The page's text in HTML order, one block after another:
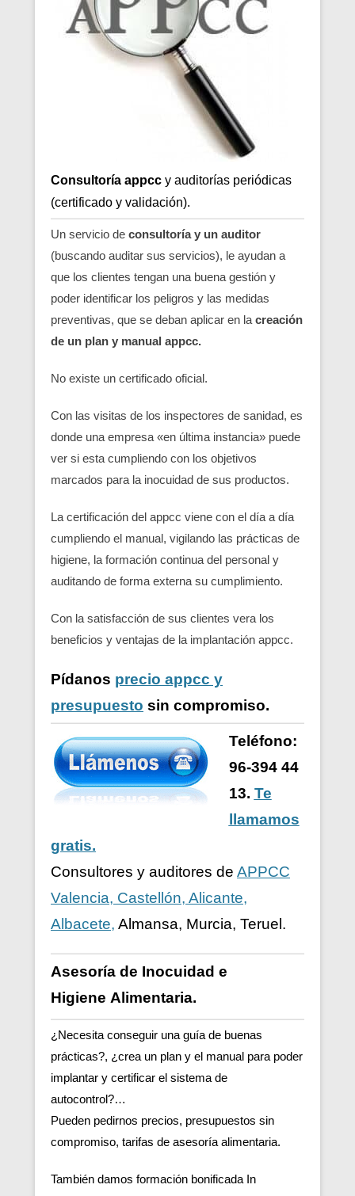
Consultoría appcc y auditorías periódicas
(certificado y validación).
Un servicio de consultoría y un auditor
(buscando auditar sus servicios), le ayudan a
que los clientes tengan una buena gestión y
poder identificar los peligros y las medidas
preventivas, que se deban aplicar en la creación
de un plan y manual appcc.
No existe un certificado oficial.
Con las visitas de los inspectores de sanidad, es
donde una empresa «en última instancia» puede
ver si esta cumpliendo con los objetivos
marcados para la inocuidad de sus productos.
La certificación del appcc viene con el día a día
cumpliendo el manual, vigilando las prácticas de
higiene, la formación continua del personal y
auditando de forma externa su cumplimiento.
Con la satisfacción de sus clientes vera los
beneficios y ventajas de la implantación appcc.
Pídanos precio appcc y
presupuesto sin compromiso.
Teléfono:
96-394 44
13. Te
llamamos
gratis.
Consultores y auditores de APPCC
Valencia, Castellón, Alicante,
Albacete, Almansa, Murcia, Teruel.
Asesoría de Inocuidad e
Higiene Alimentaria.
¿Necesita conseguir una guía de buenas
prácticas?, ¿crea un plan y el manual para poder
implantar y certificar el sistema de
autocontrol?…
Pueden pedirnos precios, presupuestos sin
compromiso, tarifas de asesoría alimentaria.
También damos formación bonificada In